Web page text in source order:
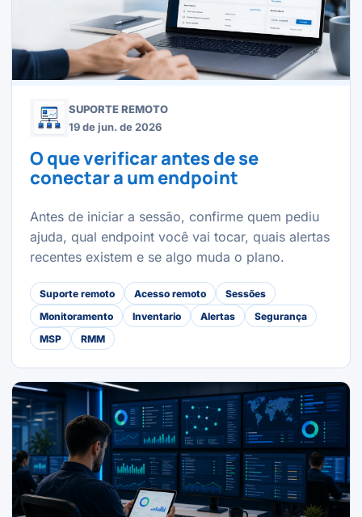
SUPORTE REMOTO
19 de jun. de 2026
O que verificar antes de se
conectar a um endpoint
Antes de iniciar a sessão, confirme quem pediu
ajuda, qual endpoint você vai tocar, quais alertas
recentes existem e se algo muda o plano.
Suporte remoto Acesso remoto
Sessões
Monitoramento
Inventario Alertas
Segurança
MSP
RMM